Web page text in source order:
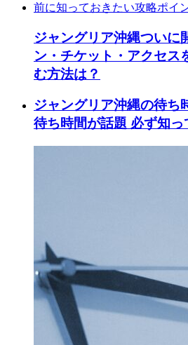
ジャングリア沖縄ついに
ン・チケット・アクセ
む方法は？
ジャングリア沖縄の待ち
待ち時間が話題 必ず知